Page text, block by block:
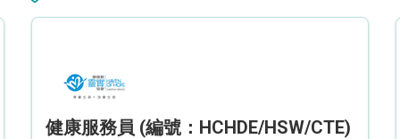
健康服務員 (編號：HCHDE/HSW/CTE)